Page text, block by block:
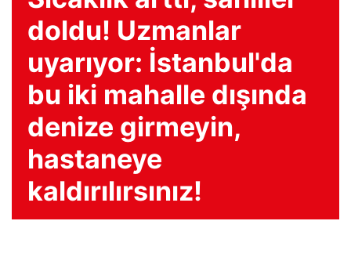
doldu! Uzmanlar
uyarıyor: İstanbul'da
bu iki mahalle dışında
denize girmeyin,
hastaneye
kaldırılırsınız!